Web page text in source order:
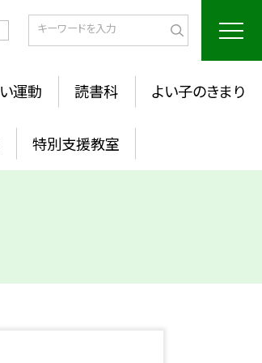
運動 読書科 よい子のきまり
特別支援教室